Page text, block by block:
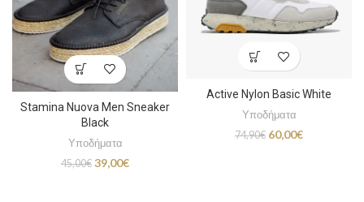
Stamina Nuova Men Sneaker
Black
Υποδήματα
45,00€ Original
39,00€Η
Active Nylon Basic White
Υποδήματα
74,90€ Original
60,00€Η